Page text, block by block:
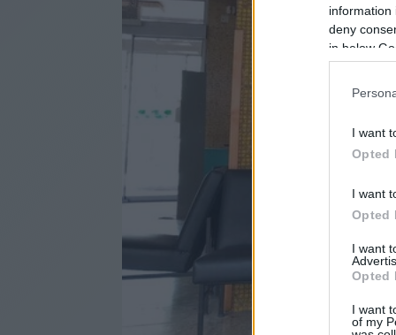
information
deny
in below
I want
Opted
I want
Opted
I want
Opted
I want
of my